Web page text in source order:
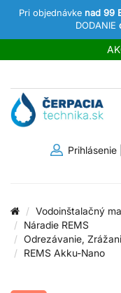
Pri objednávke nad 99
DODANIE
Prihlásenie
Vodoinštalačný
Náradie REMS
Odrezávanie,
REMS Akku-Nano